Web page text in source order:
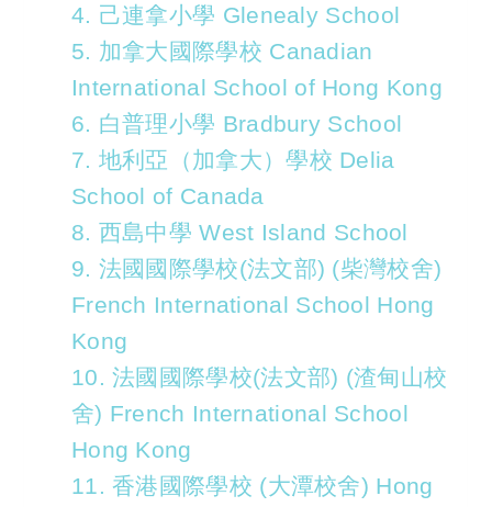
4. 己連拿小學 Glenealy School
5. 加拿大國際學校 Canadian
International School of Hong Kong
6. 白普理小學 Bradbury School
7. 地利亞（加拿大）學校 Delia
School of Canada
8. 西島中學 West Island School
9. 法國國際學校(法文部) (柴灣校舍)
French International School Hong
Kong
10. 法國國際學校(法文部) (渣甸山校
舍) French International School
Hong Kong
11. 香港國際學校 (大潭校舍) Hong